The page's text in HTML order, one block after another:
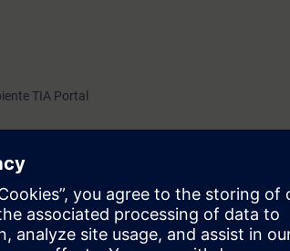
TIA Portal
corrente della macchina all'operatore
che ti consentono di guardare indietro nel